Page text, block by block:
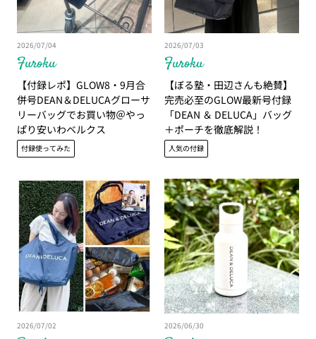
Furoku
2026/07/04
【付録レポ】GLOW8・9月合
併号DEAN＆DELUCAグローサ
リーバッグでお買い物＠やっ
ぱり安いわベルクス
付録使ってみた
Furoku
2026/07/03
【ぼる塾・田辺さんも絶賛】
完売必至のGLOW最新号付録
「DEAN ＆ DELUCA」バッグ
＋ポーチを徹底解説！
人気の付録
2026/07/02 2026/06/30